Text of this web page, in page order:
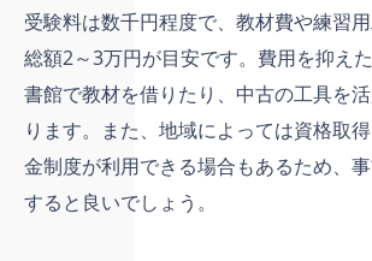
受験料は数千円程度で、教材費や練習
総額2～3万円が目安です。費用を抑え
書館で教材を借りたり、中古の工具を
ります。また、地域によっては資格取
金制度が利用できる場合もあるため、
すると良いでしょう。